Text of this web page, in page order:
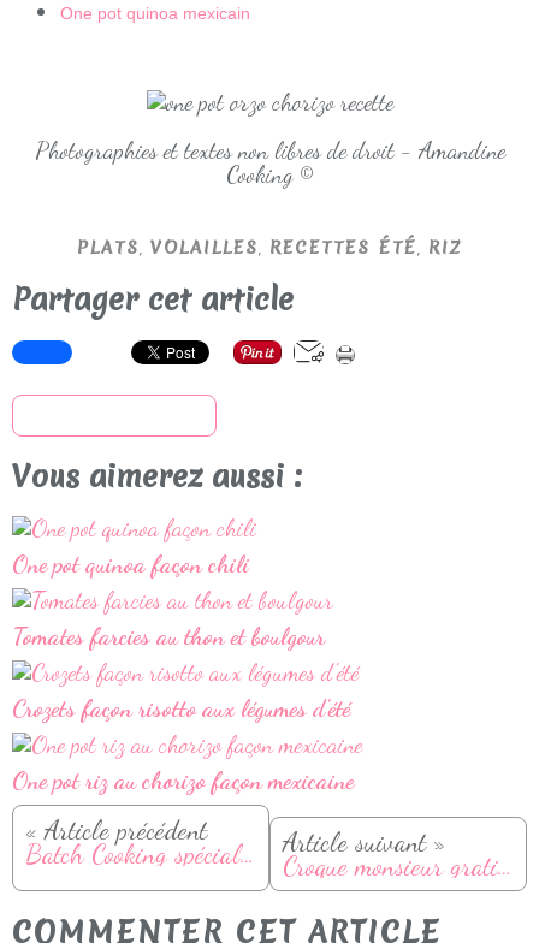
One pot quinoa mexicain
Photographies et textes non libres de droit - Amandine
Cooking ©
PLATS, VOLAILLES, RECETTES ÉTÉ, RIZ
Partager cet article
Vous aimerez aussi :
One pot quinoa façon chili
Tomates farcies au thon et boulgour
Crozets façon risotto aux légumes d'été
One pot riz au chorizo façon mexicaine
« Article précédent
Batch Cooking spécial rentrée Article suivant »
Croque monsieur gratiné à l'air fryer
COMMENTER CET ARTICLE